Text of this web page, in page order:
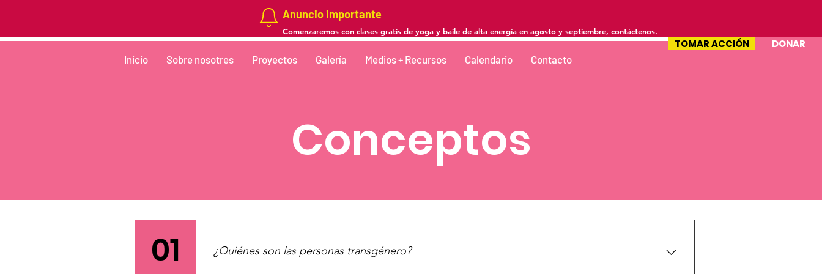
DONAR
TOMAR ACCIÓN
Anuncio importante
Comenzaremos con clases gratis de yoga y baile de alta energía en agosto y septiembre, contáctenos.
Inicio Sobre nosotres Proyectos Galería Medios + Recursos Calendario Contacto
Conceptos
01 ¿Quiénes son las personas transgénero?